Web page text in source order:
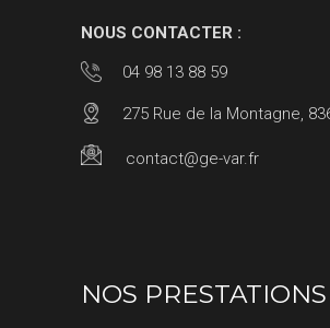
NOUS CONTACTER :
04 98 13 88 59
275 Rue de la Montagne,
contact@ge-var.fr
NOS PRESTATIONS